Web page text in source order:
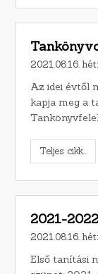
2021.08.16.
Az idei évtől
kapja meg a
Teljes cikk...
2021-
2021.08.16.
Első tanítási